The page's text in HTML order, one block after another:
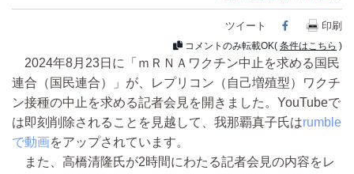
ツイート Facebook
印刷
コメントのみ転載OK( 条件はこちら )
2024年8月23日に「ｍＲＮＡワクチン中止を求める国民
連合（国民連合）」が、レプリコン（自己増殖型）ワクチ
ン接種の中止を求める記者会見を開きました。YouTubeで
は即刻削除されることを見越して、我那覇真子氏はrumble
で動画をアップされています。
また、高橋清隆氏が2時間にわたる記者会見の内容をレ